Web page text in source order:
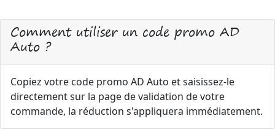
Comment utiliser un code promo AD
Auto ?
Copiez votre code promo AD Auto et saisissez-le
directement sur la page de validation de votre
commande, la réduction s'appliquera immédiatement.